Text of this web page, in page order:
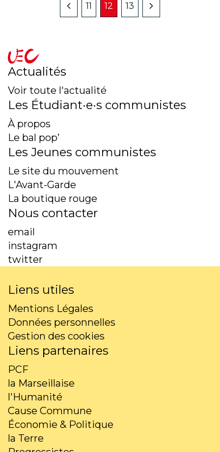
Précédent
11 12 13
Suivant
accueil
Actualités
Voir toute l'actualité
Les Étudiant·e·s communistes
À propos
Le bal pop’
Les Jeunes communistes
Le site du mouvement
L'Avant-Garde
La boutique rouge
Nous contacter
email
instagram
twitter
Liens utiles
Mentions Légales
Données personnelles
Gestion des cookies
Liens partenaires
PCF
la Marseillaise
l'Humanité
Cause Commune
Économie & Politique
la Terre